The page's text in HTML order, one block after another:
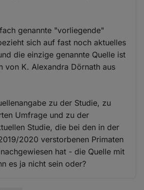
genannte "vorliegende"
sich auf fast noch aktuelles
die einzige genannte Quelle ist
von K. Alexandra Dörnath aus
zu der Studie, zu
Umfrage und zu der
Studie, die bei den in der
2020 verstorbenen Primaten
hat - die Quelle mit
es ja nicht sein oder?